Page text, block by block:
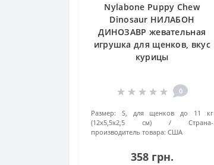
Nylabone Puppy Chew
Dinosaur НИЛАБОН
ДИНОЗАВР жевательная
игрушка для щенков, вкус
курицы
0
Размер:
S, для щенков до 11 кг
(12x5,5x2,5 см)
Страна-
производитель товара: США
358 грн.